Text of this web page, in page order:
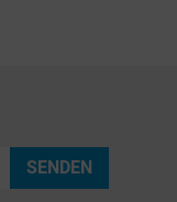
SENDEN